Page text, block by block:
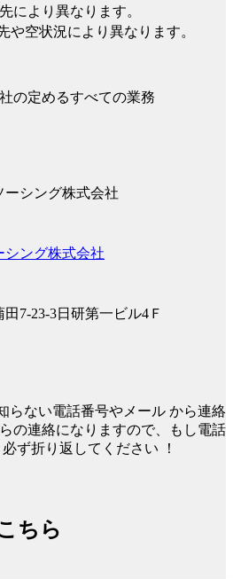
により異なります。
や空状況により異なります。
の定めるすべての業務
シング株式会社
7-23-3日研第一ビル4Ｆ
らない電話番号やメール から連絡
の連絡になりますので、もし電話
必ず折り返してください ！
ちら